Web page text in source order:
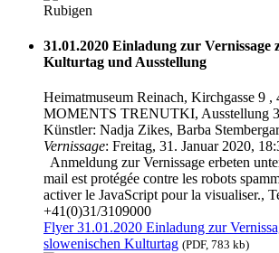
31.01.2020 Einladung zur Vernissage
Kulturtag und Ausstellung
Heimatmuseum Reinach, Kirchgasse 9 ,
MOMENTS TRENUTKI, Ausstellung
Künstler: Nadja Zikes, Barba
Vernissage: Freitag, 31. Januar 2020,
Anmeldung zur Vernissage erbeten
mail est protégée contre les robots
activer le JavaScript pour la visualiser.,
+41(0)31/3109000
Flyer 31.01.2020 Einladung zur
slowenischen Kulturtag (PDF, 783 kb)